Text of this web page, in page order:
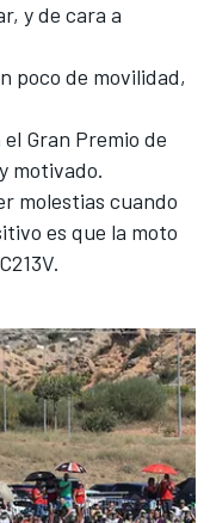
y de cara a
poco de movilidad,
Gran Premio de
motivado.
molestias cuando
es que la moto